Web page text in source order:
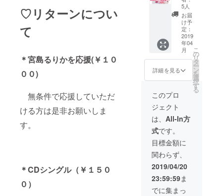
♡リターンについ
て
＊宮島るりかを応援(￥１０
００)
無条件で応援していただ
ける方は是非お願いしま
す。
＊CDシングル（￥１５０
０）
のジャ
ケット
裏に名
前が載
ります
⚠︎時
間、場
所につ
いての
でお知
らせし
ます。
⚠︎皆さ
んのご
予定に
合わせ
る方向
です。
コー
ス】 ⚠︎4
月27日
都内予
定 ⚠︎時
間、場
所につ
いての
詳細は
メール
でお知
らせし
ます。
⚠︎お食
事料金
は別途
２００
０円〜
３００
０円予
定で
す！
5人
お届
け予
定：
2019
年04
月
詳細を見る
こ
の
リ
タ
ー
ン
を
選
択
す
る
このプロ
ジェクト
は、 All-In方
式です。
目標金額に
関わらず、
2019/04/20
23:59:59ま
でに集まっ